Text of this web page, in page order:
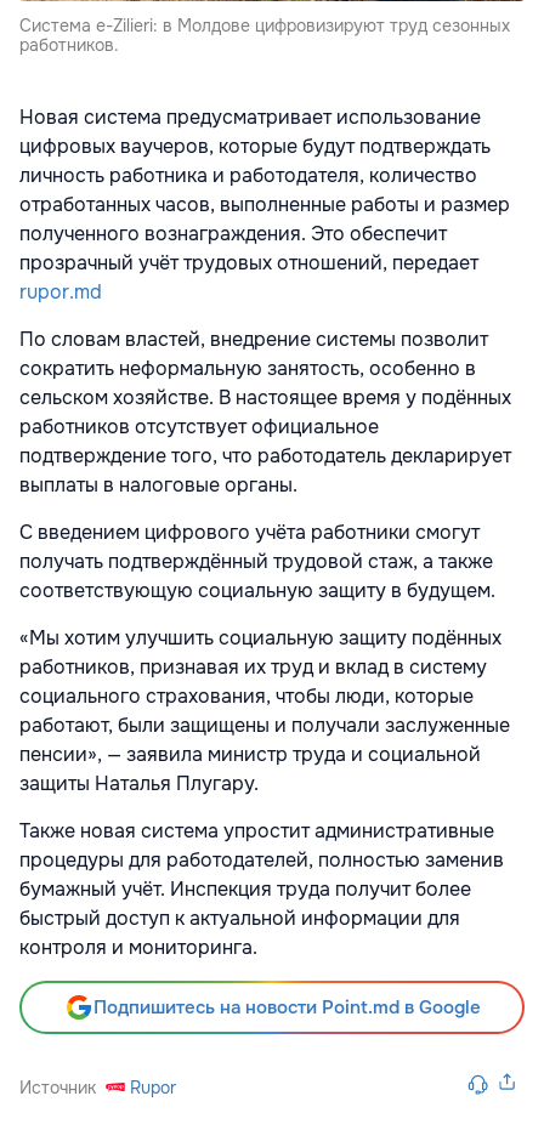
Система e-Zilieri: в Молдове цифровизируют труд сезонных
работников.
Новая система предусматривает использование
цифровых ваучеров, которые будут подтверждать
личность работника и работодателя, количество
отработанных часов, выполненные работы и размер
полученного вознаграждения. Это обеспечит
прозрачный учёт трудовых отношений, передает
rupor.md
По словам властей, внедрение системы позволит
сократить неформальную занятость, особенно в
сельском хозяйстве. В настоящее время у подённых
работников отсутствует официальное
подтверждение того, что работодатель декларирует
выплаты в налоговые органы.
С введением цифрового учёта работники смогут
получать подтверждённый трудовой стаж, а также
соответствующую социальную защиту в будущем.
«Мы хотим улучшить социальную защиту подённых
работников, признавая их труд и вклад в систему
социального страхования, чтобы люди, которые
работают, были защищены и получали заслуженные
пенсии», — заявила министр труда и социальной
защиты Наталья Плугару.
Также новая система упростит административные
процедуры для работодателей, полностью заменив
бумажный учёт. Инспекция труда получит более
быстрый доступ к актуальной информации для
контроля и мониторинга.
Подпишитесь на новости Point.md в Google
Источник Rupor